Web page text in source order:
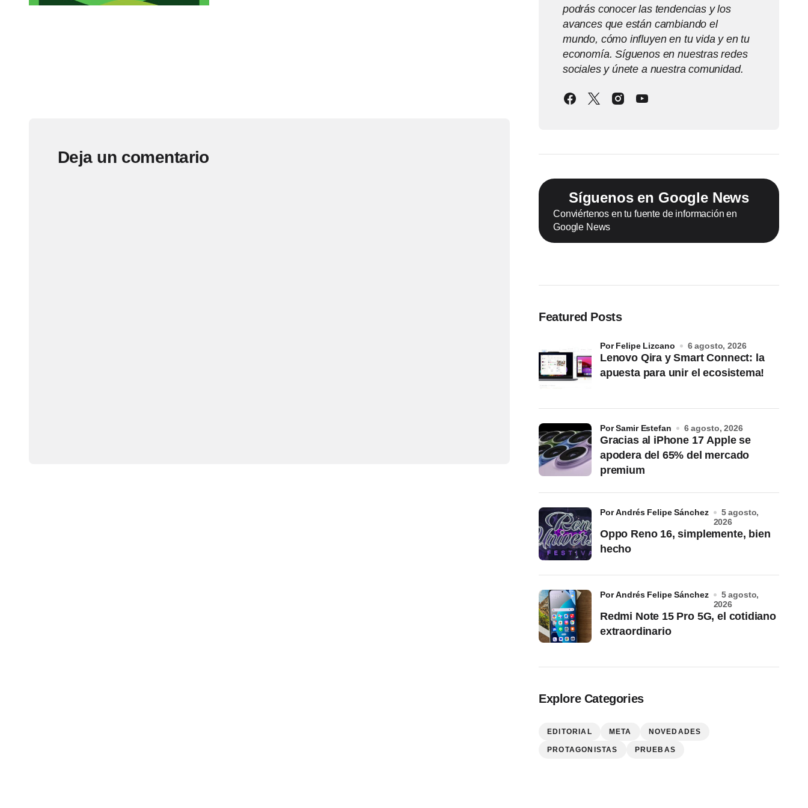
Deja un comentario
podrás conocer las tendencias y los
avances que están cambiando el
mundo, cómo influyen en tu vida y en tu
economía. Síguenos en nuestras redes
sociales y únete a nuestra comunidad.
Síguenos en Google News
Conviértenos en tu fuente de información en
Google News
Featured Posts
Lenovo Qira y Smart Connect: la
apuesta para unir el ecosistema!
por Felipe Lizcano 6 agosto, 2026
Gracias al iPhone 17 Apple se
apodera del 65% del mercado
premium
por Samir Estefan 6 agosto, 2026
Oppo Reno 16, simplemente, bien
hecho
por Andrés Felipe Sánchez
5 agosto,
2026
Redmi Note 15 Pro 5G, el cotidiano
extraordinario
por Andrés Felipe Sánchez
5 agosto,
2026
Explore Categories
EDITORIAL META NOVEDADES
PROTAGONISTAS PRUEBAS